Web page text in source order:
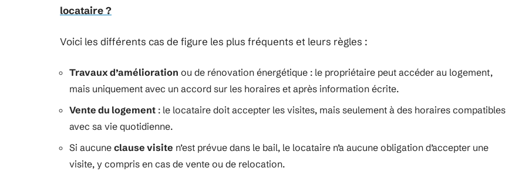
locataire ?
Voici les différents cas de figure les plus fréquents et leurs règles :
Travaux d’amélioration ou de rénovation énergétique : le propriétaire peut accéder au logement,
mais uniquement avec un accord sur les horaires et après information écrite.
Vente du logement : le locataire doit accepter les visites, mais seulement à des horaires compatibles
avec sa vie quotidienne.
Si aucune clause visite n’est prévue dans le bail, le locataire n’a aucune obligation d’accepter une
visite, y compris en cas de vente ou de relocation.